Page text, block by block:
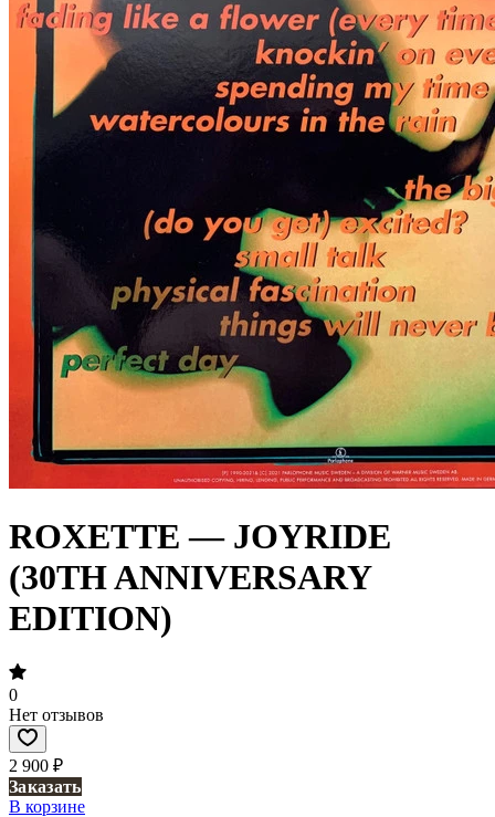
ROXETTE — JOYRIDE
(30TH ANNIVERSARY
EDITION)
0
Нет отзывов
2 900 ₽
Заказать
В корзине